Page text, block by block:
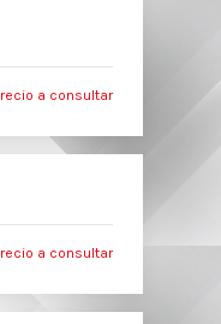
a consultar
a consultar